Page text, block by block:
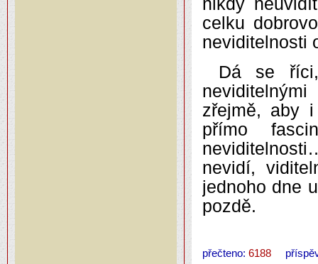
celku
neviditelnosti
Dá se
zřejmě, aby
přímo
nevidí,
jednoho dne
pozdě.
přečteno: 6188